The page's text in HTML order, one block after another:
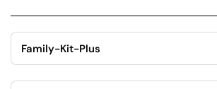
Family-Kit-Plus